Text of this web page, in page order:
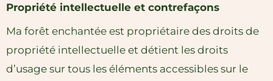
Propriété intellectuelle et contrefaçons
Ma forêt enchantée est propriétaire des droits de
propriété intellectuelle et détient les droits
d’usage sur tous les éléments accessibles sur le